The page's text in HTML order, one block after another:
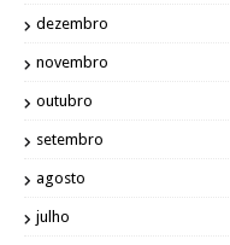
dezembro
novembro
outubro
setembro
agosto
julho